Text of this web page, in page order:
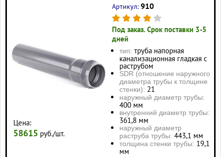
Цена:
58615 руб./шт.
Артикул: 910
Под заказ. Срок поставки 3-5
дней
тип: труба напорная
канализационная гладкая с
раструбом
SDR (отношение наружного
диаметра трубы к толщине
стенки): 21
наружный диаметр трубы:
400 мм
внутренний диаметр трубы:
361,8 мм
наружный диаметр
раструба трубы: 443,1 мм
толщина стенки трубы: 19,1
мм